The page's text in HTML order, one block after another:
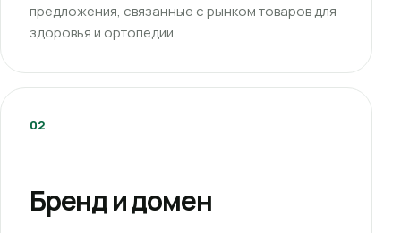
предложения, связанные с рынком товаров для
здоровья и ортопедии.
02
Бренд и домен